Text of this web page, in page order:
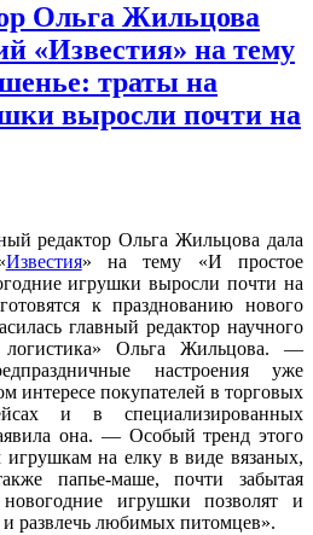
Ольга Жильцова
«Известия» на тему
траты на
выросли почти на
редактор Ольга Жильцова дала
Известия» на тему «И простое
игрушки выросли почти на
к празднованию нового
главный редактор научного
Ольга Жильцова. —
настроения уже
интересе покупателей в торговых
и в специализированных
она. — Особый тренд этого
на елку в виде вязаных,
папье-маше, почти забытая
игрушки позволят и
и развлечь любимых питомцев».